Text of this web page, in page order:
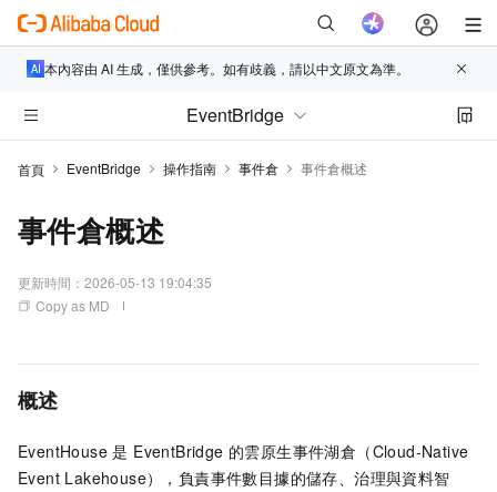
本內容由 AI 生成，僅供參考。如有歧義，請以中文原文為準。
EventBridge
首頁 EventBridge 操作指南 事件倉 事件倉概述
事件倉概述
更新時間： 2026-05-13 19:04:35
Copy as MD
概述
EventHouse 是 EventBridge 的雲原生事件湖倉（Cloud-Native
Event Lakehouse），負責事件數目據的儲存、治理與資料智